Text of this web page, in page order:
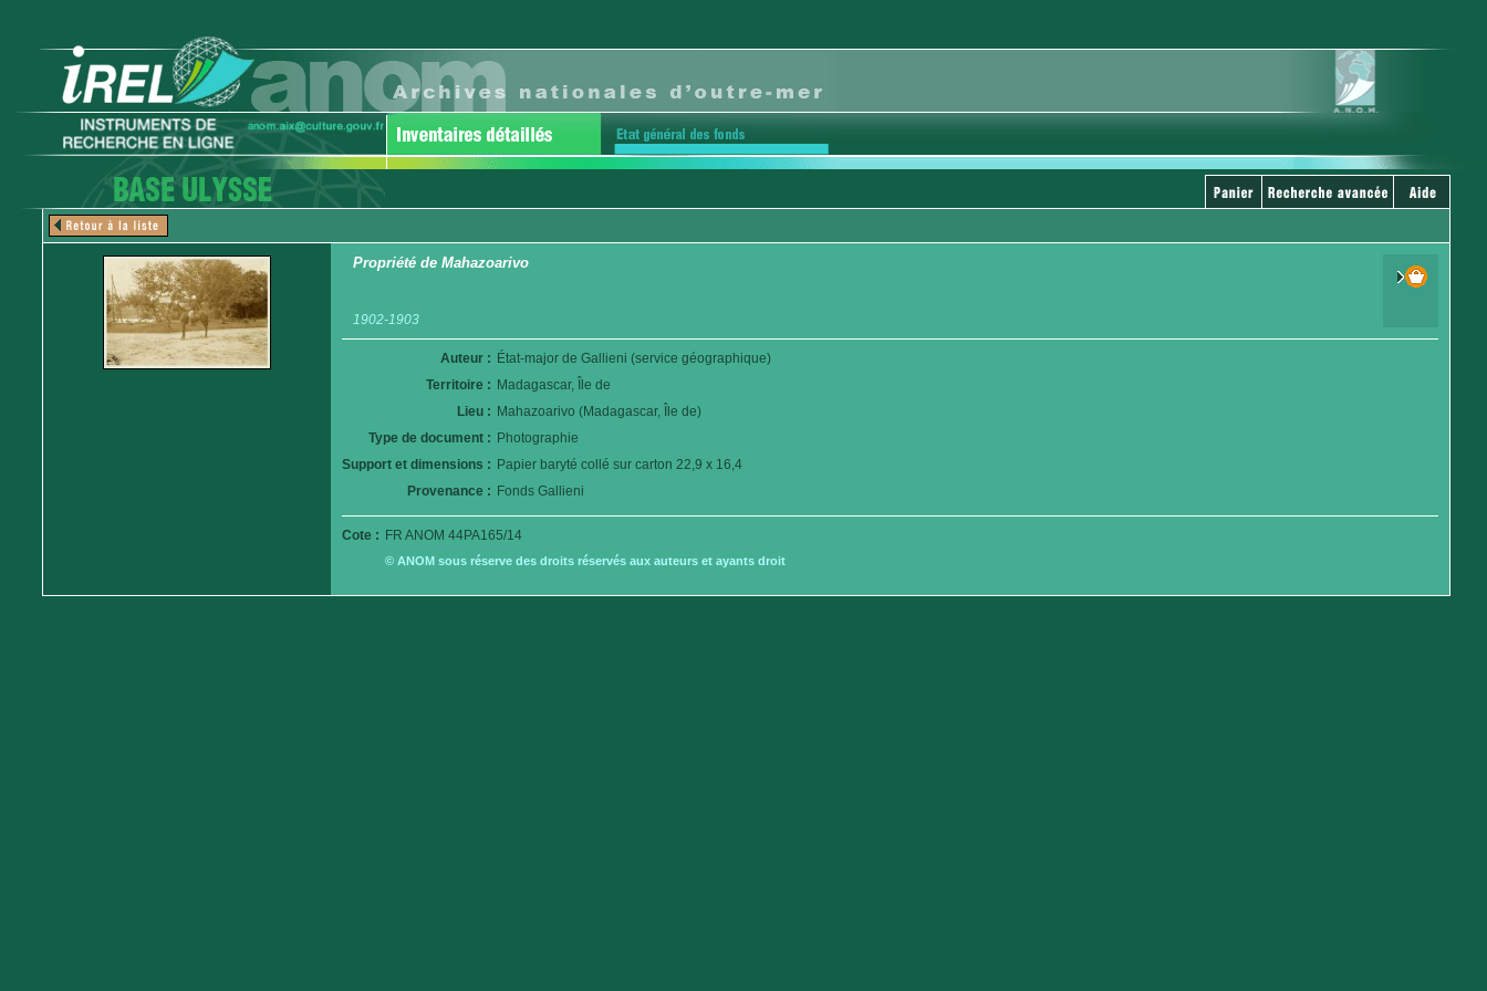
Propriété de Mahazoarivo
1902-1903
Auteur : État-major de Gallieni (service géographique)
Territoire : Madagascar, Île de
Lieu : Mahazoarivo (Madagascar, Île de)
Type de document : Photographie
Support et dimensions : Papier baryté collé sur carton 22,9 x 16,4
Provenance : Fonds Gallieni
Cote : FR ANOM 44PA165/14
© ANOM sous réserve des droits réservés aux auteurs et ayants droit